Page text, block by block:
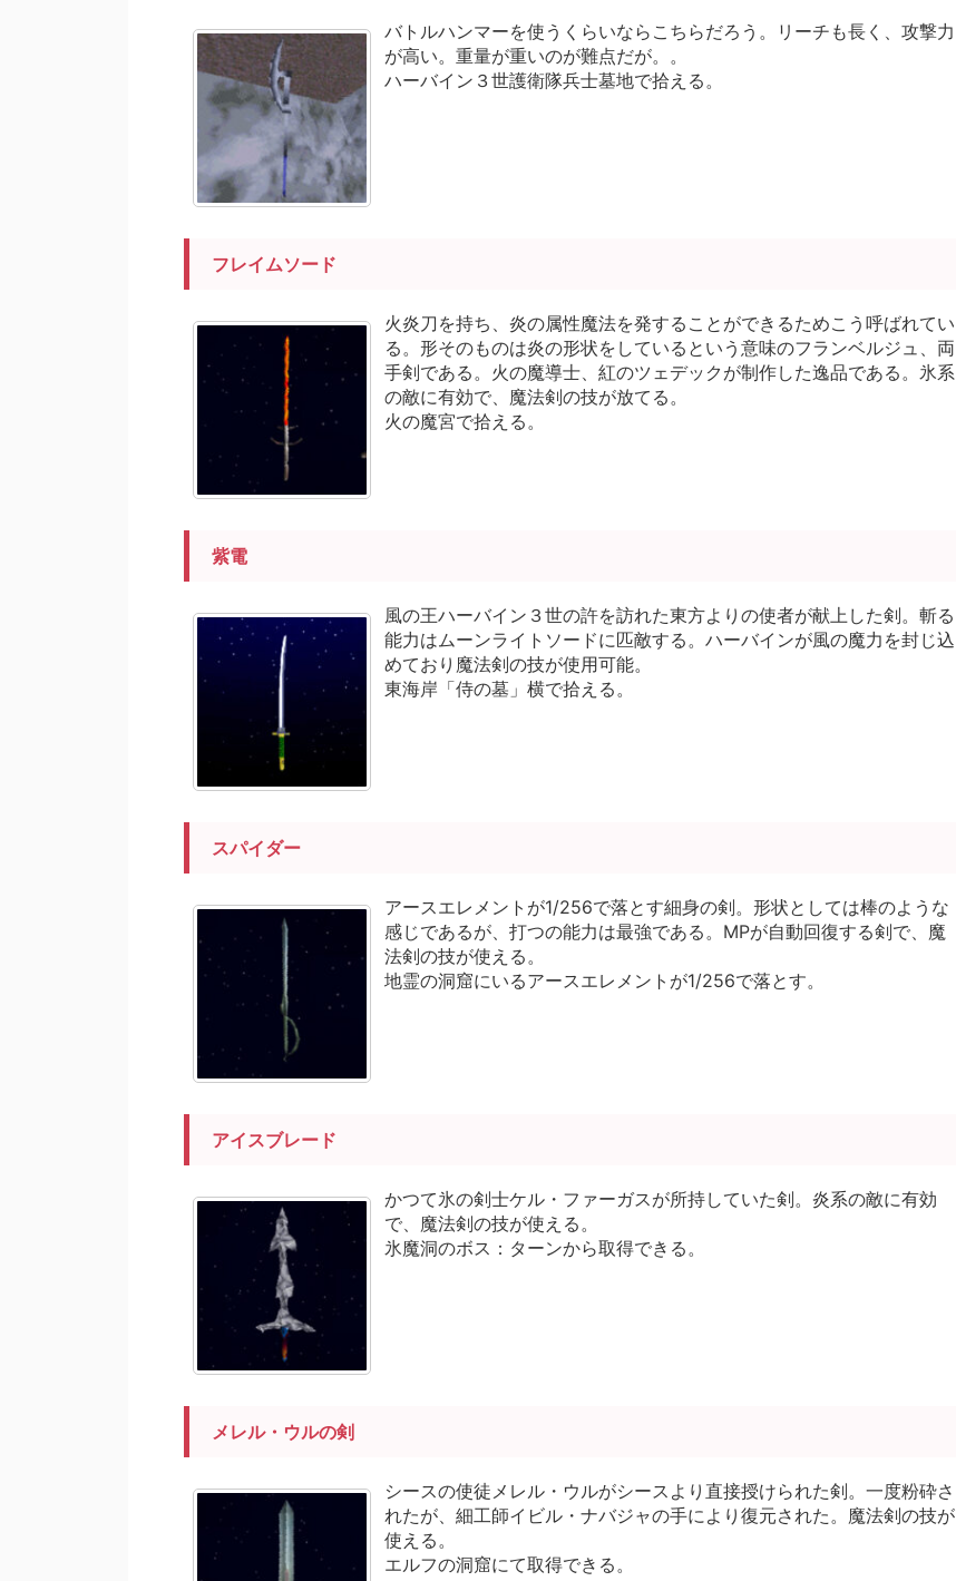
バトルハンマーを使うくらいならこちらだろう。リーチも長く、攻撃力
が高い。重量が重いのが難点だが。。
ハーバイン３世護衛隊兵士墓地で拾える。
フレイムソード
火炎刀を持ち、炎の属性魔法を発することができるためこう呼ばれてい
る。形そのものは炎の形状をしているという意味のフランベルジュ、両
手剣である。火の魔導士、紅のツェデックが制作した逸品である。氷系
の敵に有効で、魔法剣の技が放てる。
火の魔宮で拾える。
紫電
風の王ハーバイン３世の許を訪れた東方よりの使者が献上した剣。斬る
能力はムーンライトソードに匹敵する。ハーバインが風の魔力を封じ込
めており魔法剣の技が使用可能。
東海岸「侍の墓」横で拾える。
スパイダー
アースエレメントが1/256で落とす細身の剣。形状としては棒のような
感じであるが、打つの能力は最強である。MPが自動回復する剣で、魔
法剣の技が使える。
地霊の洞窟にいるアースエレメントが1/256で落とす。
アイスブレード
かつて氷の剣士ケル・ファーガスが所持していた剣。炎系の敵に有効
で、魔法剣の技が使える。
氷魔洞のボス：ターンから取得できる。
メレル・ウルの剣
シースの使徒メレル・ウルがシースより直接授けられた剣。一度粉砕さ
れたが、細工師イビル・ナバジャの手により復元された。魔法剣の技が
使える。
エルフの洞窟にて取得できる。